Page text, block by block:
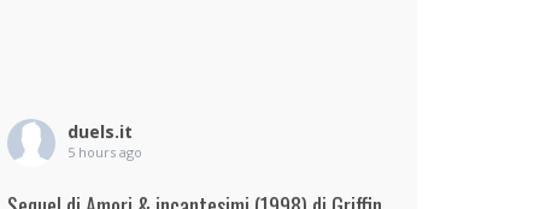
duels.it
5 hours ago